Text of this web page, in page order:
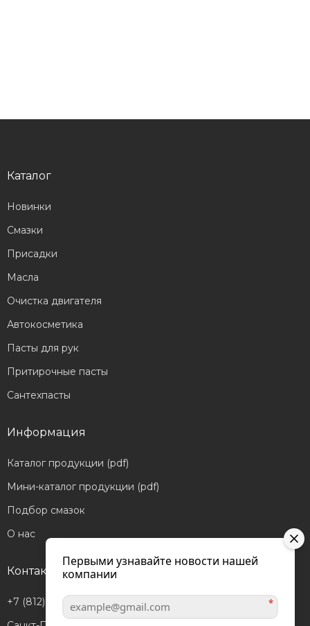
Каталог
Новинки
Смазки
Присадки
Масла
Очистка двигателя
Автокосметика
Пасты для рук
Притирочные пасты
Сантехпасты
Информация
Каталог продукции (pdf)
Мини-каталог продукции (pdf)
Подбор смазок
О нас
Контакты
+7 (812) 601-05-56
Первыми узнавайте новости нашей
компании
*